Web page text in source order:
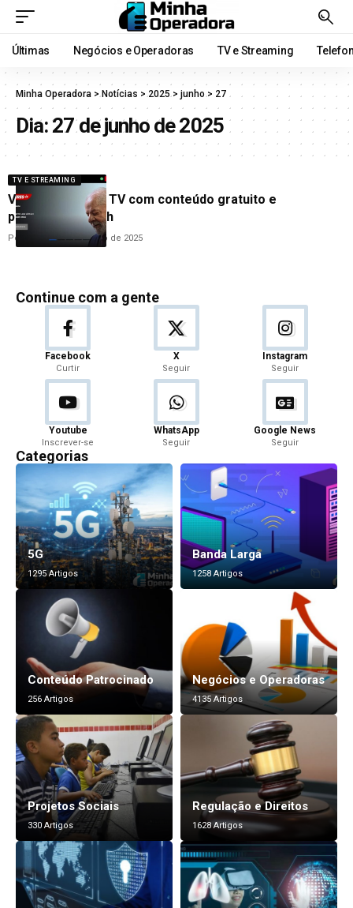
Últimas Negócios e Operadoras TV e Streaming
Minha Operadora > Notícias >2025> junho> 27
Dia:27 de junho de 2025
TV E STREAMING
Veja+ estreia na TV com conteúdo gratuito e
programação 24h
Por Redação27 de junho de 2025
Continue com a gente
Facebook
Curtir
X
Seguir
Instagram
Seguir
Youtube
Inscrever-se
WhatsApp
Seguir
Google News
Seguir
Categorias
5G
1295 Artigos
Banda Larga
1258 Artigos
Conteúdo Patrocinado
256 Artigos
Negócios e Operadoras
4135 Artigos
Projetos Sociais
330 Artigos
Regulação e Direitos
1628 Artigos